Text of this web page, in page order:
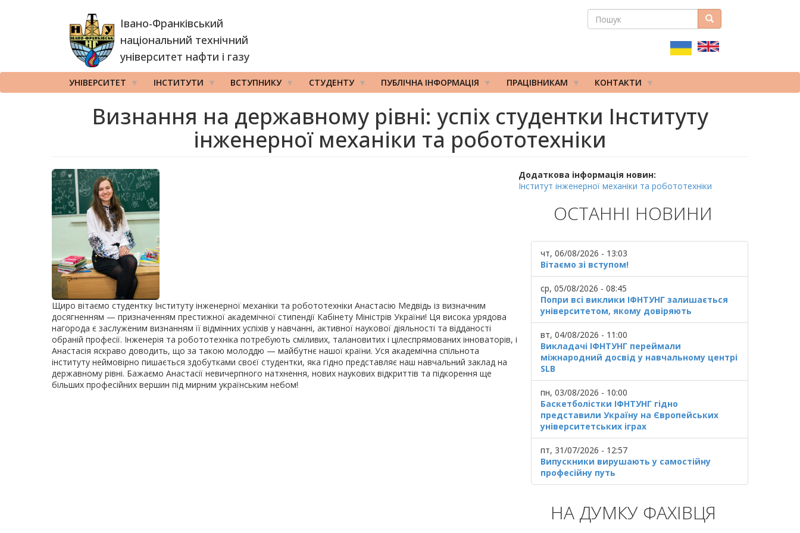
Івано-Франківський
національний технічний
університет нафти і газу
ПОШУКОВА
ПОШУК Пошук
УНІВЕРСИТЕТ ІНСТИТУТИ ВСТУПНИКУ СТУДЕНТУ ПУБЛІЧНА ІНФОРМАЦІЯ ПРАЦІВНИКАМ КОНТАКТИ
Визнання на державному рівні: успіх студентки Інституту
інженерної механіки та робототехніки
Щиро вітаємо студентку Інституту інженерної механіки та робототехніки Анастасію Медвідь із визначним
досягненням — призначенням престижної академічної стипендії Кабінету Міністрів України! Ця висока урядова
нагорода є заслуженим визнанням її відмінних успіхів у навчанні, активної наукової діяльності та відданості
обраній професії. Інженерія та робототехніка потребують сміливих, талановитих і цілеспрямованих інноваторів, і
Анастасія яскраво доводить, що за такою молоддю — майбутнє нашої країни. Уся академічна спільнота
інституту неймовірно пишається здобутками своєї студентки, яка гідно представляє наш навчальний заклад на
державному рівні. Бажаємо Анастасії невичерпного натхнення, нових наукових відкриттів та підкорення ще
більших професійних вершин під мирним українським небом!
Додаткова інформація новин:
Інститут інженерної механіки та робототехніки
ОСТАННІ НОВИНИ
чт, 06/08/2026 - 13:03
Вітаємо зі вступом!
ср, 05/08/2026 - 08:45
Попри всі виклики ІФНТУНГ залишається
університетом, якому довіряють
вт, 04/08/2026 - 11:00
Викладачі ІФНТУНГ переймали
міжнародний досвід у навчальному центрі
SLB
пн, 03/08/2026 - 10:00
Баскетболістки ІФНТУНГ гідно
представили Україну на Європейських
університетських іграх
пт, 31/07/2026 - 12:57
Випускники вирушають у самостійну
професійну путь
НА ДУМКУ ФАХІВЦЯ